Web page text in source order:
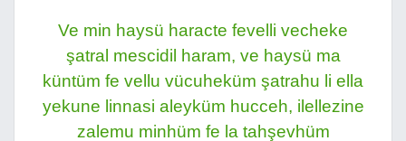
Ve min haysü haracte fevelli vecheke
şatral mescidil haram, ve haysü ma
küntüm fe vellu vücuheküm şatrahu li ella
yekune linnasi aleyküm hucceh, ilellezine
zalemu minhüm fe la tahşevhüm